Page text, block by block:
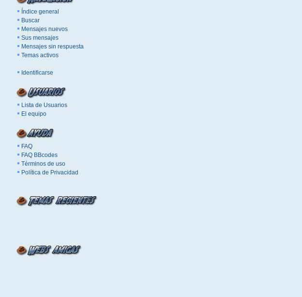
Índice general
Buscar
Mensajes nuevos
Sus mensajes
Mensajes sin respuesta
Temas activos
Identificarse
Lista de Usuarios
El equipo
FAQ
FAQ BBcodes
Términos de uso
Política de Privacidad